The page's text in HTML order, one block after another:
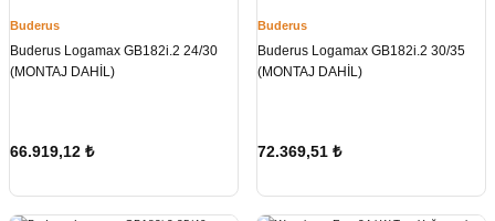
Buderus
Buderus Logamax GB182i.2 24/30
(MONTAJ DAHİL)
66.919,12 ₺
Buderus
Buderus Logamax GB182i.2 30/35
(MONTAJ DAHİL)
72.369,51 ₺